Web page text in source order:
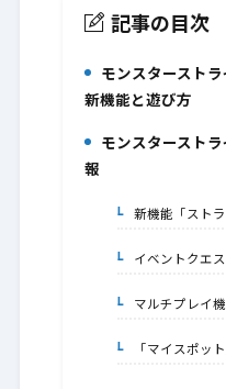
記事の目次
モンスタースト
新機能と遊び方
モンスタースト
報
2-1.新機能「スト
2-2.イベントクエ
2-3.マルチプレイ
2-4.「マイスポッ